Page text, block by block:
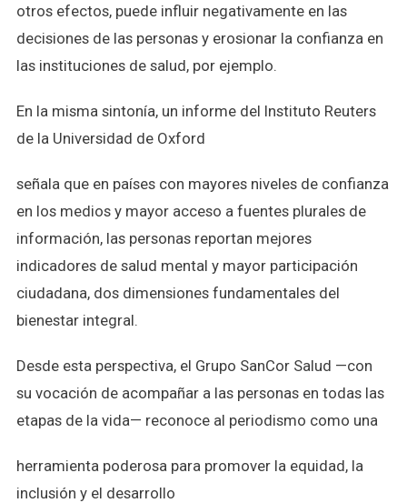
otros efectos, puede influir negativamente en las
decisiones de las personas y erosionar la confianza en
las instituciones de salud, por ejemplo.
En la misma sintonía, un informe del Instituto Reuters
de la Universidad de Oxford
señala que en países con mayores niveles de confianza
en los medios y mayor acceso a fuentes plurales de
información, las personas reportan mejores
indicadores de salud mental y mayor participación
ciudadana, dos dimensiones fundamentales del
bienestar integral.
Desde esta perspectiva, el Grupo SanCor Salud —con
su vocación de acompañar a las personas en todas las
etapas de la vida— reconoce al periodismo como una
herramienta poderosa para promover la equidad, la
inclusión y el desarrollo